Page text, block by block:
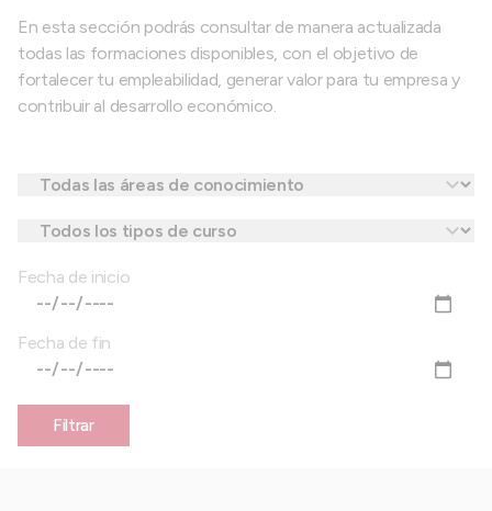
En esta sección podrás consultar de manera actualizada
todas las formaciones disponibles, con el objetivo de
fortalecer tu empleabilidad, generar valor para tu empresa y
contribuir al desarrollo económico.
Fecha de inicio
Fecha de fin
Filtrar